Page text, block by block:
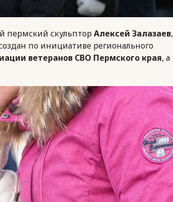
пермский скульпторАлексей Залазаев,
по инициативе регионального
ветеранов СВО Пермского края, а